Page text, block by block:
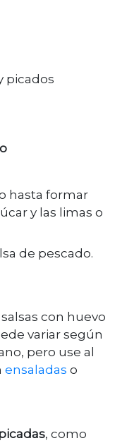
picados
hasta formar
y las limas o
de pescado.
con huevo
variar según
pero use al
ensaladas o
, como